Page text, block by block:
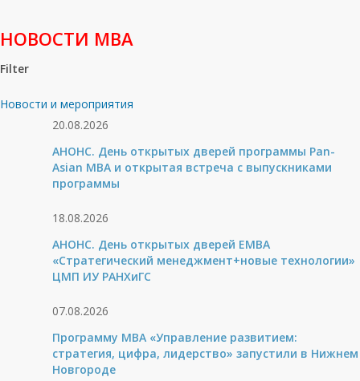
НОВОСТИ МВА
Filter
Новости и мероприятия
20.08.2026
АНОНС. День открытых дверей программы Pan-
Asian MBA и открытая встреча с выпускниками
программы
18.08.2026
АНОНС. День открытых дверей ЕМВА
«Стратегический менеджмент+новые технологии»
ЦМП ИУ РАНХиГС
07.08.2026
Программу MBA «Управление развитием:
стратегия, цифра, лидерство» запустили в Нижнем
Новгороде